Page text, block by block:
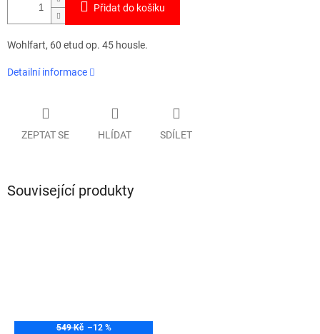
Přidat do košíku
Wohlfart, 60 etud op. 45 housle.
Detailní informace
ZEPTAT SE HLÍDAT SDÍLET
Související produkty
549 Kč –12 %